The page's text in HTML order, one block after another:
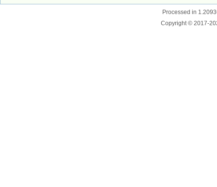
Processed in
Copyright © 2017-